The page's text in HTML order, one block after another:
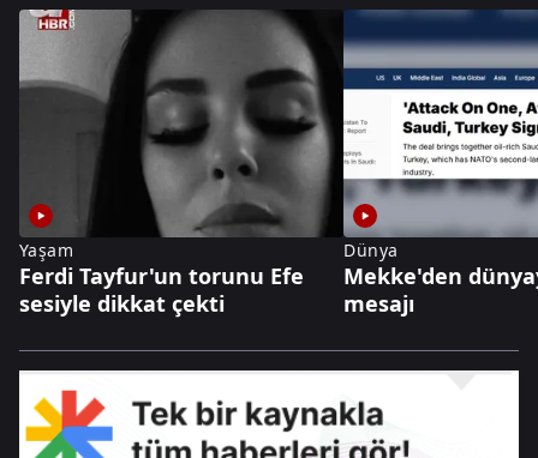
Yaşam
Ferdi Tayfur'un torunu Efe
sesiyle dikkat çekti
Dünya
Mekke'den
mesajı